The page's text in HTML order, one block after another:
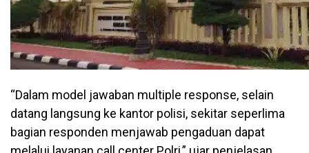
“Dalam model jawaban multiple response, selain
datang langsung ke kantor polisi, sekitar seperlima
bagian responden menjawab pengaduan dapat